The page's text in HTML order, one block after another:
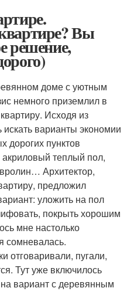
Вы
решение,
доме с уютным
немного приземлил в
Исходя из
варианты экономии
дорогих пунктов
теплый пол,
Архитектор,
предложил
уложить на пол
покрыть хорошим
мне настолько
сомневалась.
отговаривали, пугали,
Тут уже включилось
вариант с деревянным